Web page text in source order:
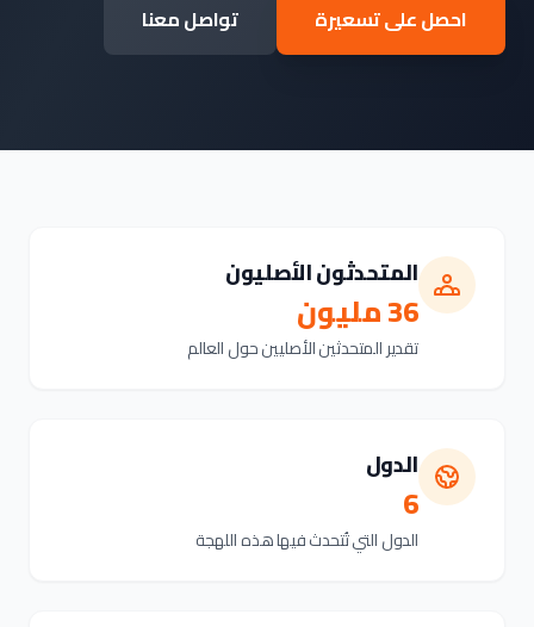
احصل على تسعيرة تواصل معنا
المتحدثون الأصليون
36 مليون
تقدير المتحدثين الأصليين حول العالم
الدول
6
الدول التي تُتحدث فيها هذه اللهجة